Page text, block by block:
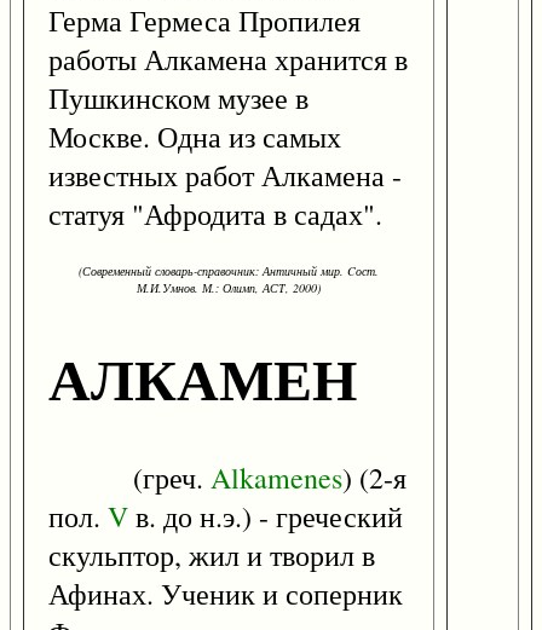
Герма Гермеса Пропилея
работы Алкамена хранится в
Пушкинском музее в
Москве. Одна из самых
известных работ Алкамена -
статуя "Афродита в садах".
(Современный словарь-справочник: Античный мир. Cост.
М.И.Умнов. М.: Олимп, АСТ, 2000)
АЛКАМЕН
(греч. Alkamenes) (2-я
пол. Vв. до н.э.) - греческий
скульптор, жил и творил в
Афинах. Ученик и соперник